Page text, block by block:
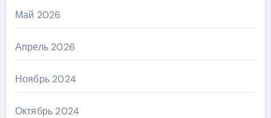
Май 2026
Апрель 2026
Ноябрь 2024
Октябрь 2024